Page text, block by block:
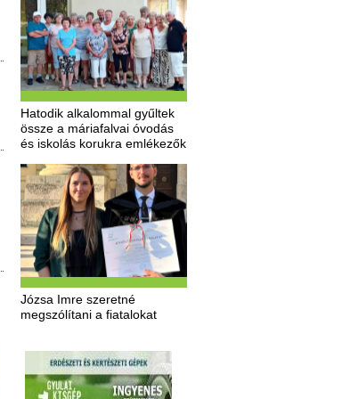
Hatodik alkalommal gyűltek
össze a máriafalvai óvodás
és iskolás korukra emlékezők
Józsa Imre szeretné
megszólítani a fiatalokat